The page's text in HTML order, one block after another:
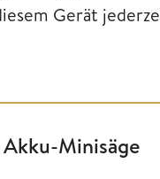
Gerät
Minisäge